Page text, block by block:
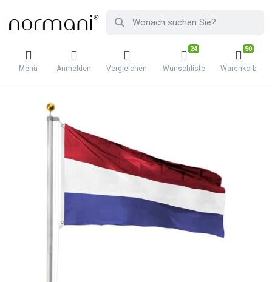
Menü Anmelden Vergleichen
24
Wunschliste
50
Warenkorb